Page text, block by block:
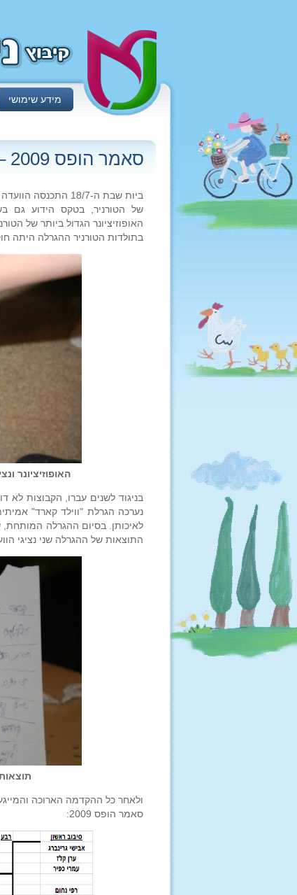
מידע שימושי
סאמר הופס 2009 – ההגרלה
ביות שבת ה-18/7
של הטורניר, בטקס הידוע גם
האופוזיציונר הגדול ביותר של
בתולדות הטורניר ההגרלה היתה
האופוזיציונר
בניגוד לשנים עברו, הקבוצות לא
נערכה הגרלת "ווילד קארד"
לאיכותן. בסיום ההגרלה המותחת,
התוצאות של ההגרלה שני נציגי
ולאחר כל ההקדמה הארוכה
סאמר הופס 2009: